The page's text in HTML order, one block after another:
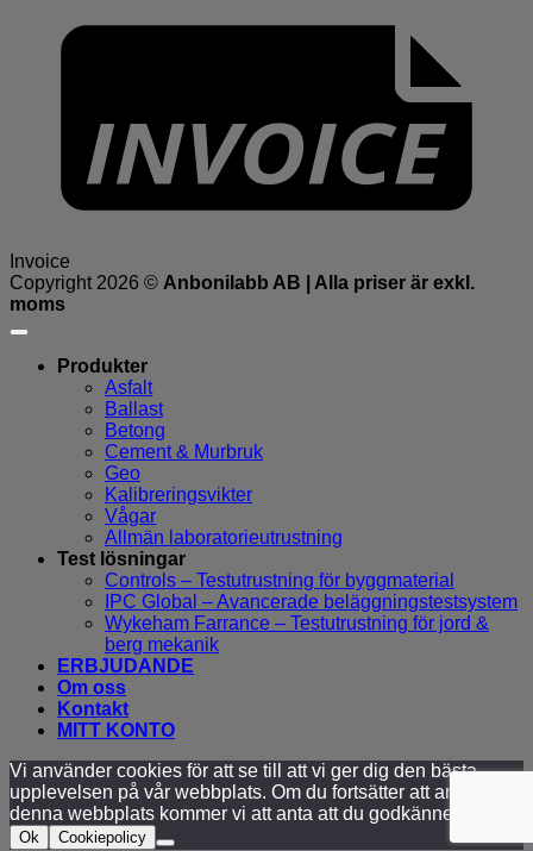
Invoice
Copyright 2026 © Anbonilabb AB | Alla priser är exkl.
moms
Produkter
Asfalt
Ballast
Betong
Cement & Murbruk
Geo
Kalibreringsvikter
Vågar
Allmän laboratorieutrustning
Test lösningar
Controls – Testutrustning för byggmaterial
IPC Global – Avancerade beläggningstestsystem
Wykeham Farrance – Testutrustning för jord &
berg mekanik
ERBJUDANDE
Om oss
Kontakt
MITT KONTO
Vi använder cookies för att se till att vi ger dig den bästa
upplevelsen på vår webbplats. Om du fortsätter att använda
denna webbplats kommer vi att anta att du godkänner detta.
Ok Cookiepolicy